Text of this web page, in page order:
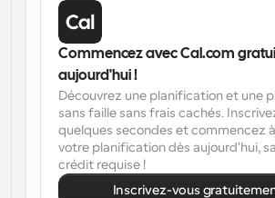
Programmation surpuissante
alimentés par l'IA
Flux de travail
Automatiser la planification et les
Blog
Restez à jour avec les dernières
jour
Réunions instantanées
Rencontrez des clients en
Commencez avec Cal.com
aujourd'hui !
Découvrez une planification et une
sans faille sans frais cachés.
quelques secondes et commencez
votre planification dès aujourd'hui,
crédit requise !
Inscrivez-vous